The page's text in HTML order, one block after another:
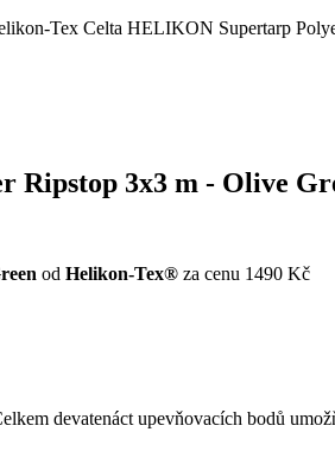
Tex Celta HELIKON Supertarp
Ripstop 3x3 m - Olive
od Helikon-Tex® za cenu 1490 Kč
devatenáct upevňovacích bodů